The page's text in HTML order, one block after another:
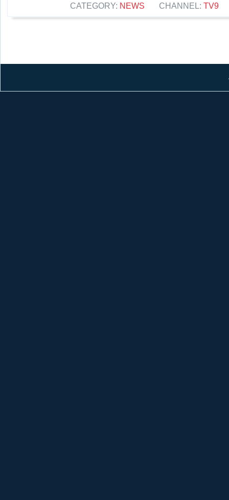
CATEGORY: NEWS CHANNEL: TV9